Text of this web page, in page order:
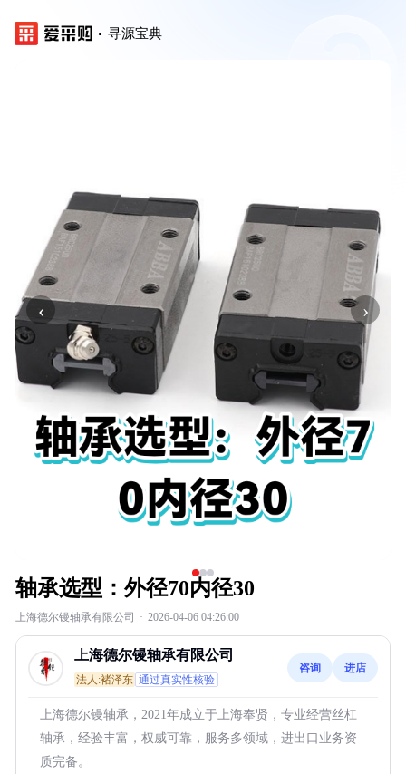
寻源宝典
‹ ›
轴承选型：外径70内径30
上海德尔镘轴承有限公司 · 2026-04-06 04:26:00
上海德尔镘轴承有限公司
法人:褚泽东 通过真实性核验
咨询 进店
上海德尔镘轴承，2021年成立于上海奉贤，专业经营丝杠
轴承，经验丰富，权威可靠，服务多领域，进出口业务资
质完备。